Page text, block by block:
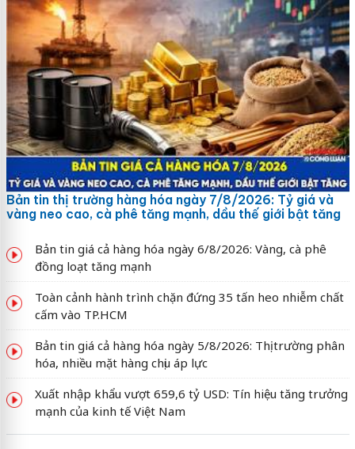
Bản tin thị trường hàng hóa ngày 7/8/2026: Tỷ giá và
vàng neo cao, cà phê tăng mạnh, dầu thế giới bật tăng
Bản tin giá cả hàng hóa ngày 6/8/2026: Vàng, cà phê
đồng loạt tăng mạnh
Toàn cảnh hành trình chặn đứng 35 tấn heo nhiễm chất
cấm vào TP.HCM
Bản tin giá cả hàng hóa ngày 5/8/2026: Thị trường phân
hóa, nhiều mặt hàng chịu áp lực
Xuất nhập khẩu vượt 659,6 tỷ USD: Tín hiệu tăng trưởng
mạnh của kinh tế Việt Nam